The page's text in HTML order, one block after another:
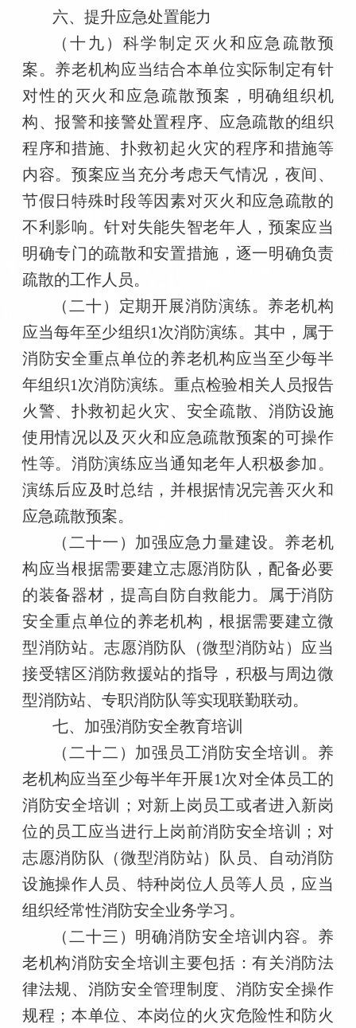
六、提升应急处置能力
（十九）科学制定灭火和应急疏散预
案。养老机构应当结合本单位实际制定有针
对性的灭火和应急疏散预案，明确组织机
构、报警和接警处置程序、应急疏散的组织
程序和措施、扑救初起火灾的程序和措施等
内容。预案应当充分考虑天气情况，夜间、
节假日特殊时段等因素对灭火和应急疏散的
不利影响。针对失能失智老年人，预案应当
明确专门的疏散和安置措施，逐一明确负责
疏散的工作人员。
（二十）定期开展消防演练。养老机构
应当每年至少组织1次消防演练。其中，属于
消防安全重点单位的养老机构应当至少每半
年组织1次消防演练。重点检验相关人员报告
火警、扑救初起火灾、安全疏散、消防设施
使用情况以及灭火和应急疏散预案的可操作
性等。消防演练应当通知老年人积极参加。
演练后应及时总结，并根据情况完善灭火和
应急疏散预案。
（二十一）加强应急力量建设。养老机
构应当根据需要建立志愿消防队，配备必要
的装备器材，提高自防自救能力。属于消防
安全重点单位的养老机构，根据需要建立微
型消防站。志愿消防队（微型消防站）应当
接受辖区消防救援站的指导，积极与周边微
型消防站、专职消防队等实现联勤联动。
七、加强消防安全教育培训
（二十二）加强员工消防安全培训。养
老机构应当至少每半年开展1次对全体员工的
消防安全培训；对新上岗员工或者进入新岗
位的员工应当进行上岗前消防安全培训；对
志愿消防队（微型消防站）队员、自动消防
设施操作人员、特种岗位人员等人员，应当
组织经常性消防安全业务学习。
（二十三）明确消防安全培训内容。养
老机构消防安全培训主要包括：有关消防法
律法规、消防安全管理制度、消防安全操作
规程；本单位、本岗位的火灾危险性和防火